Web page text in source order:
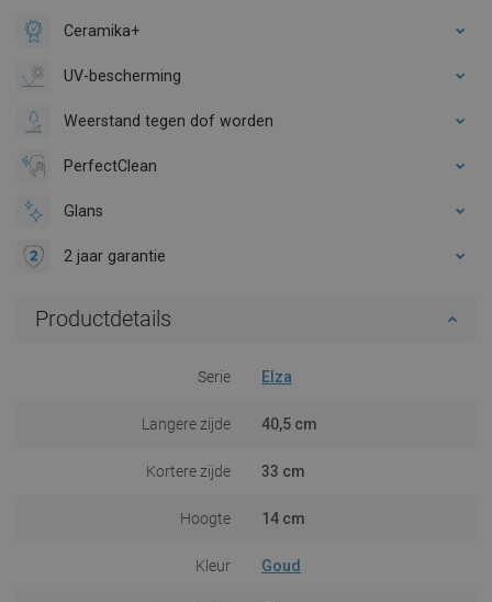
Ceramika+
UV-bescherming
Weerstand tegen dof worden
PerfectClean
Glans
2 jaar garantie
Productdetails
Serie Elza
Langere zijde 40,5 cm
Kortere zijde 33 cm
Hoogte 14 cm
Kleur Goud